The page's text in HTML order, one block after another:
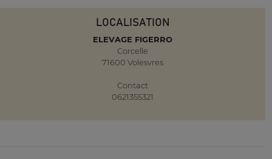
LOCALISATION
ELEVAGE FIGERRO
Corcelle
71600 Volesvres
Contact
0621355321